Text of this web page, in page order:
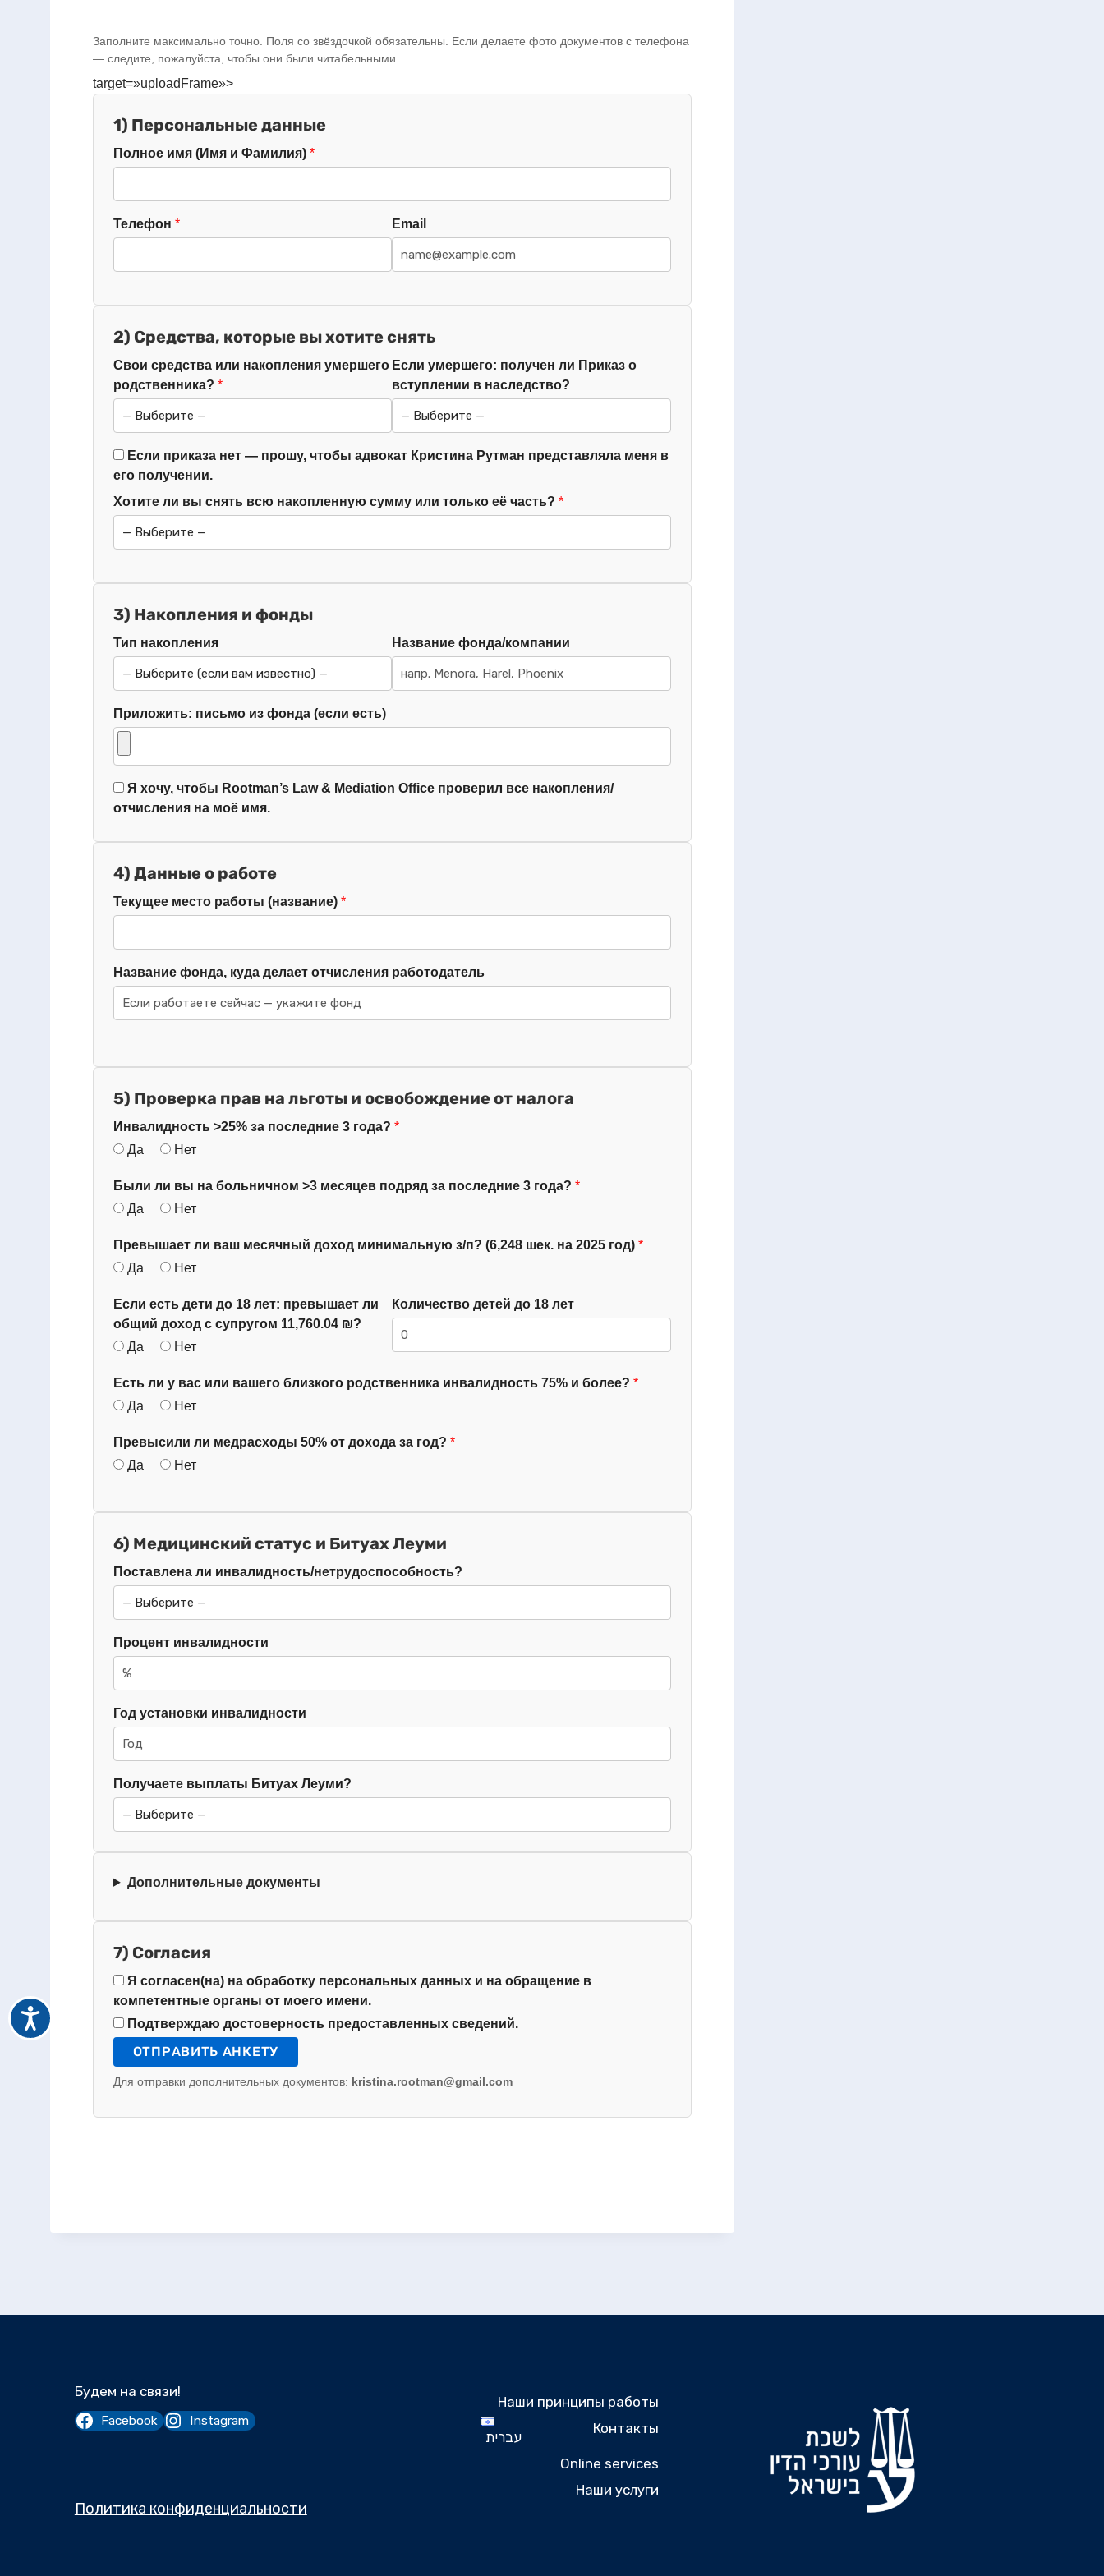
Заполните максимально точно. Поля со звёздочкой обязательны. Если делаете фото документов с телефона
— следите, пожалуйста, чтобы они были читабельными.
target=»uploadFrame»>
1) Персональные данные
Полное имя (Имя и Фамилия)
Телефон Email
2) Средства, которые вы хотите снять
Свои средства или накопления умершего
родственника?
Если умершего: получен ли Приказ о
вступлении в наследство?
Если приказа нет — прошу, чтобы адвокат Кристина Рутман представляла меня в
его получении.
Хотите ли вы снять всю накопленную сумму или только её часть?
3) Накопления и фонды
Тип накопления Название фонда/компании
Приложить: письмо из фонда (если есть)
Я хочу, чтобы Rootman’s Law & Mediation Office проверил все накопления/
отчисления на моё имя.
4) Данные о работе
Текущее место работы (название)
Название фонда, куда делает отчисления работодатель
5) Проверка прав на льготы и освобождение от налога
Инвалидность >25% за последние 3 года?
Да
Нет
Были ли вы на больничном >3 месяцев подряд за последние 3 года?
Да
Нет
Превышает ли ваш месячный доход минимальную з/п? (6,248 шек. на 2025 год)
Да
Нет
Если есть дети до 18 лет: превышает ли
общий доход с супругом 11,760.04 ₪?
Да
Нет
Количество детей до 18 лет
Есть ли у вас или вашего близкого родственника инвалидность 75% и более?
Да
Нет
Превысили ли медрасходы 50% от дохода за год?
Да
Нет
6) Медицинский статус и Битуах Леуми
Поставлена ли инвалидность/нетрудоспособность?
Процент инвалидности
Год установки инвалидности
Получаете выплаты Битуах Леуми?
Дополнительные документы
7) Согласия
Я согласен(на) на обработку персональных данных и на обращение в
компетентные органы от моего имени.
Подтверждаю достоверность предоставленных сведений.
ОТПРАВИТЬ АНКЕТУ
Для отправки дополнительных документов: kristina.rootman@gmail.com
Будем на связи!
Facebook Instagram
Политика конфиденциальности
Наши принципы работы
עברית
Контакты
Online services
Наши услуги